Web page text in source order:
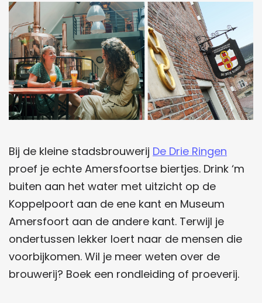
Bij de kleine stadsbrouwerij De Drie Ringen
proef je echte Amersfoortse biertjes. Drink ‘m
buiten aan het water met uitzicht op de
Koppelpoort aan de ene kant en Museum
Amersfoort aan de andere kant. Terwijl je
ondertussen lekker loert naar de mensen die
voorbijkomen. Wil je meer weten over de
brouwerij? Boek een rondleiding of proeverij.